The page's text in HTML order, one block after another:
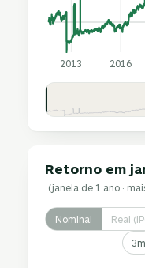
2013 2016
Retorno em
(janela de 1 ano ·
Nominal Real
3m